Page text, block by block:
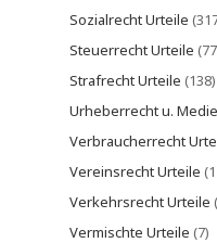
Sozialrecht Urteile
Steuerrecht Urteile
Strafrecht Urteile (138)
Urheberrecht u.
Verbraucherrecht
Vereinsrecht Urteile
Verkehrsrecht Urteile
Vermischte Urteile (7)